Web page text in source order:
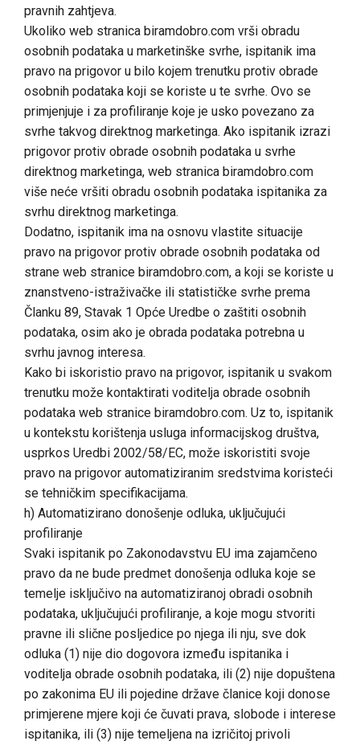
pravnih zahtjeva.
Ukoliko web stranica biramdobro.com vrši obradu
osobnih podataka u marketinške svrhe, ispitanik ima
pravo na prigovor u bilo kojem trenutku protiv obrade
osobnih podataka koji se koriste u te svrhe. Ovo se
primjenjuje i za profiliranje koje je usko povezano za
svrhe takvog direktnog marketinga. Ako ispitanik izrazi
prigovor protiv obrade osobnih podataka u svrhe
direktnog marketinga, web stranica biramdobro.com
više neće vršiti obradu osobnih podataka ispitanika za
svrhu direktnog marketinga.
Dodatno, ispitanik ima na osnovu vlastite situacije
pravo na prigovor protiv obrade osobnih podataka od
strane web stranice biramdobro.com, a koji se koriste u
znanstveno-istraživačke ili statističke svrhe prema
Članku 89, Stavak 1 Opće Uredbe o zaštiti osobnih
podataka, osim ako je obrada podataka potrebna u
svrhu javnog interesa.
Kako bi iskoristio pravo na prigovor, ispitanik u svakom
trenutku može kontaktirati voditelja obrade osobnih
podataka web stranice biramdobro.com. Uz to, ispitanik
u kontekstu korištenja usluga informacijskog društva,
usprkos Uredbi 2002/58/EC, može iskoristiti svoje
pravo na prigovor automatiziranim sredstvima koristeći
se tehničkim specifikacijama.
h) Automatizirano donošenje odluka, uključujući
profiliranje
Svaki ispitanik po Zakonodavstvu EU ima zajamčeno
pravo da ne bude predmet donošenja odluka koje se
temelje isključivo na automatiziranoj obradi osobnih
podataka, uključujući profiliranje, a koje mogu stvoriti
pravne ili slične posljedice po njega ili nju, sve dok
odluka (1) nije dio dogovora između ispitanika i
voditelja obrade osobnih podataka, ili (2) nije dopuštena
po zakonima EU ili pojedine države članice koji donose
primjerene mjere koji će čuvati prava, slobode i interese
ispitanika, ili (3) nije temeljena na izričitoj privoli